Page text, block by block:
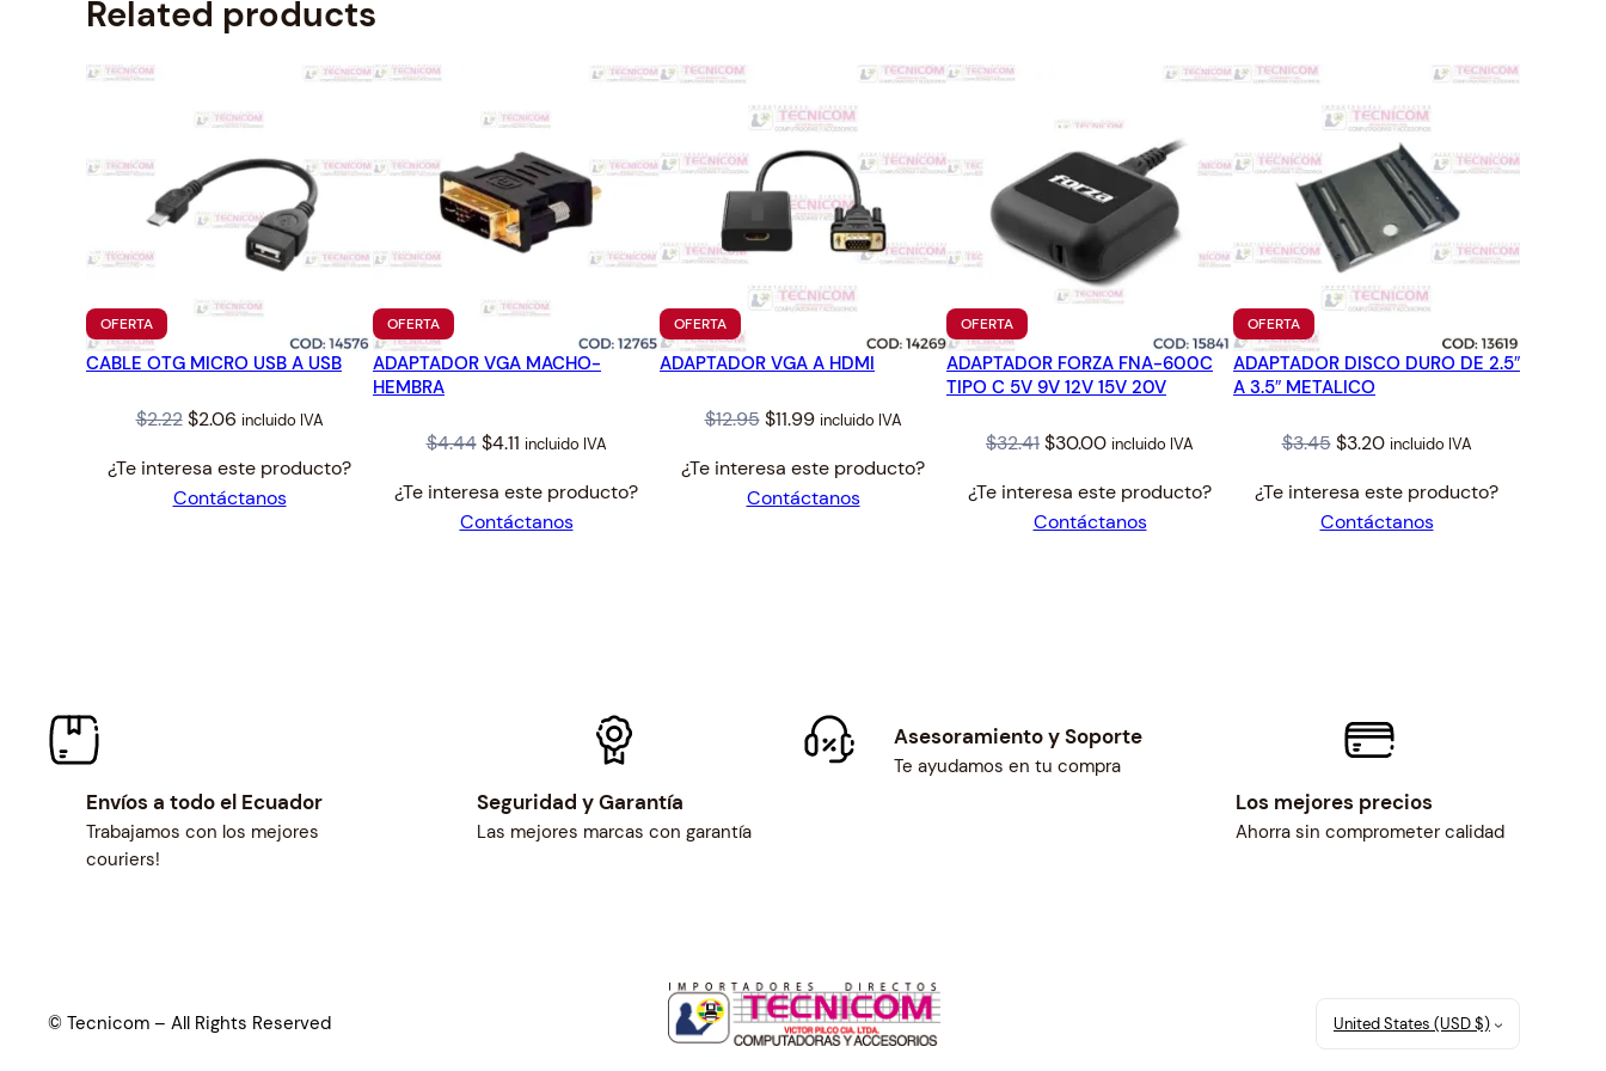
Related products
OFERTAPRODUCTO
EN
OFERTA
CABLE OTG MICRO USB A USB
$2.22 Original
was:
$2.22.
$2.06Current
is:
$2.06.
incluido IVA
¿Te interesa este producto?
Contáctanos
OFERTAPRODUCTO
EN
OFERTA
ADAPTADOR VGA MACHO-
HEMBRA
$4.44 Original
was:
$4.44.
$4.11Current
is:
$4.11.
incluido IVA
¿Te interesa este producto?
Contáctanos
OFERTAPRODUCTO
EN
OFERTA
ADAPTADOR VGA A HDMI
$12.95 Original
was:
$12.95.
$11.99Current
is:
$11.99.
incluido IVA
¿Te interesa este producto?
Contáctanos
OFERTAPRODUCTO
EN
OFERTA
ADAPTADOR FORZA FNA-600C
TIPO C 5V 9V 12V 15V 20V
$32.41Original
was:
$32.41.
$30.00Current
is:
$30.00.
incluido IVA
¿Te interesa este producto?
Contáctanos
OFERTAPRODUCTO
EN
OFERTA
ADAPTADOR DISCO DURO DE 2.5″
A 3.5″ METALICO
$3.45 Original
was:
$3.45.
$3.20Current
is:
$3.20.
incluido IVA
¿Te interesa este producto?
Contáctanos
Envíos a todo el Ecuador
Trabajamos con los mejores
couriers!
Seguridad y Garantía
Las mejores marcas con garantía
Asesoramiento y Soporte
Te ayudamos en tu compra
Los mejores precios
Ahorra sin comprometer calidad
© Tecnicom – All Rights Reserved United States (USD $)